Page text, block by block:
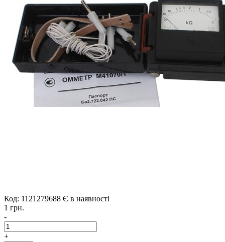
Код: 1121279688 Є в наявності
1 грн.
-
+